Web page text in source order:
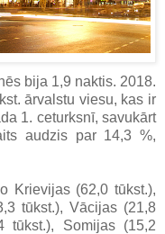
bija 1,9 naktis. 2018.
ārvalstu viesu, kas ir
1. ceturksnī, savukārt
audzis par 14,3 %,
Krievijas (62,0 tūkst.),
tūkst.), Vācijas (21,8
tūkst.), Somijas (15,2